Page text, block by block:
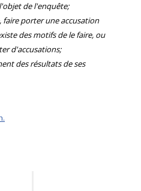
de l'enquête;
faire porter une accusation
des motifs de le faire, ou
d'accusations;
des résultats de ses